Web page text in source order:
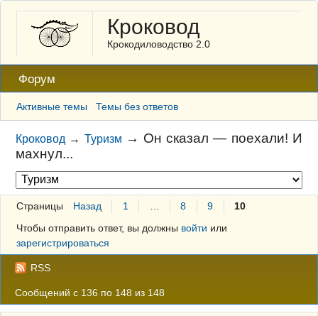
Кроковод
Крокодиловодство 2.0
Форум
Активные темы Темы без ответов
Кроковод → Туризм → Он сказал — поехали! И
махнул...
Страницы Назад 1 8 9
10
Чтобы отправить ответ, вы должны войти или
зарегистрироваться
RSS
Сообщений с 136 по 148 из 148